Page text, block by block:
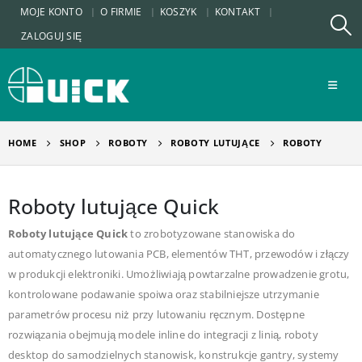
MOJE KONTO O FIRMIE KOSZYK
KONTAKT
ZALOGUJ SIĘ
HOME SHOP ROBOTY ROBOTY LUTUJĄCE ROBOTY
Roboty lutujące Quick
Roboty lutujące Quickto zrobotyzowane stanowiska do
automatycznego lutowania PCB, elementów THT, przewodów i złączy
w produkcji elektroniki. Umożliwiają powtarzalne prowadzenie grotu,
kontrolowane podawanie spoiwa oraz stabilniejsze utrzymanie
parametrów procesu niż przy lutowaniu ręcznym. Dostępne
rozwiązania obejmują modele inline do integracji z linią, roboty
desktop do samodzielnych stanowisk, konstrukcje gantry, systemy